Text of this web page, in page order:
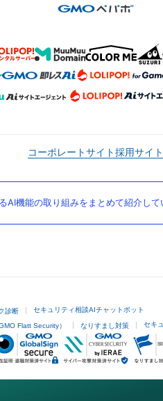
コーポレートサイト採用サイト
機能の取り組みをまとめて紹介して
診断 セキュリティ相談AIチャットボット
Flatt Security） なりすまし対策 セキ